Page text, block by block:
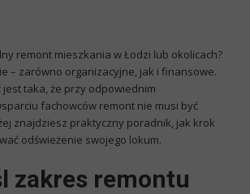
remont mieszkania w Łodzi lub okolicach?
– zarówno organizacyjne, jak i finansowe.
taka, że przy odpowiednim
fachowców remont nie musi być
znajdziesz praktyczny poradnik, jak krok
odświeżenie swojego lokum.
zakres remontu